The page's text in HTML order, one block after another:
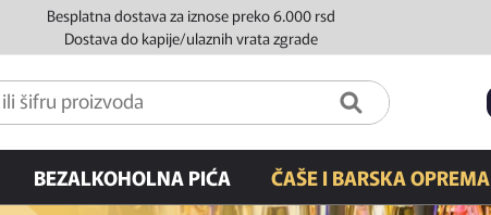
Besplatna dostava za iznose preko 6.000 rsd
Dostava do kapije/ulaznih vrata zgrade
BEZALKOHOLNA PIĆA ČAŠE I BARSKA OPREMA